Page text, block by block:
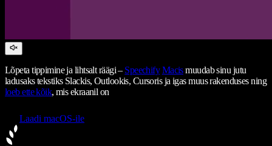
Lõpeta tippimine ja lihtsalt räägi – Speechify Macismuudab sinu jutu
ladusaks tekstiks Slackis, Outlookis, Cursoris ja igas muus rakenduses ning
loeb ette kõik, mis ekraanil on
Laadi macOS-ile